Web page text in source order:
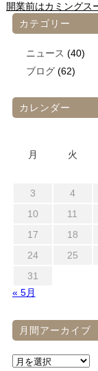
開業前はカミングス
カテゴリー
ニュース (40)
ブログ(62)
カレンダー
月
火
3
4
10
11
17
18
24
25
31
« 5月
月間アーカイブ